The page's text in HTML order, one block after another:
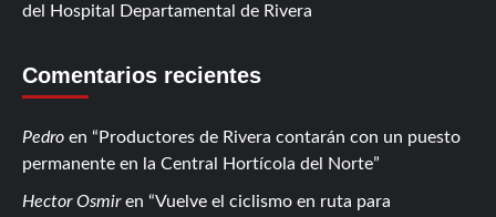
del Hospital Departamental de Rivera
Comentarios recientes
Pedro en
Productores de Rivera contarán con un puesto
permanente en la Central Hortícola del Norte
Hector Osmiren
Vuelve el ciclismo en ruta para